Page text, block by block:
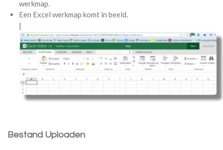
werkmap.
Een Excel werkmap komt in beeld.
|
Bestand Uploaden